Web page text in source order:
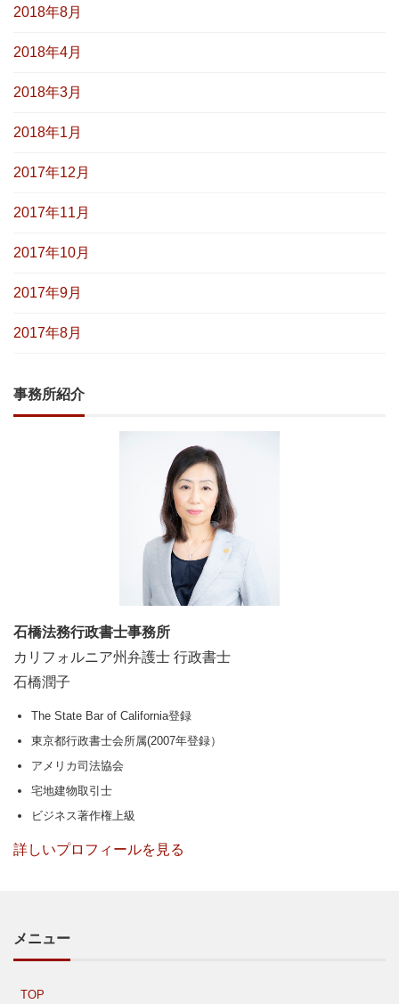
2018年8月
2018年4月
2018年3月
2018年1月
2017年12月
2017年11月
2017年10月
2017年9月
2017年8月
事務所紹介
石橋法務行政書士事務所
カリフォルニア州弁護士 行政書士
石橋潤子
The State Bar of California登録
東京都行政書士会所属(2007年登録）
アメリカ司法協会
宅地建物取引士
ビジネス著作権上級
詳しいプロフィールを見る
メニュー
TOP